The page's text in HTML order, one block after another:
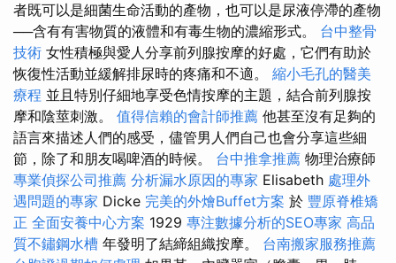
者既可以是細菌生命活動的產物，也可以是尿液停滯的產物
──含有有害物質的液體和有毒生物的濃縮形式。 台中整骨
技術 女性積極與愛人分享前列腺按摩的好處，它們有助於
恢復性活動並緩解排尿時的疼痛和不適。 縮小毛孔的醫美
療程 並且特別仔細地享受色情按摩的主題，結合前列腺按
摩和陰莖刺激。 值得信賴的會計師推薦 他甚至沒有足夠的
語言來描述人們的感受，儘管男人們自己也會分享這些細
節，除了和朋友喝啤酒的時候。 台中推拿推薦 物理治療師
專業偵探公司推薦 分析漏水原因的專家 Elisabeth 處理外
遇問題的專家 Dicke 完美的外燴Buffet方案 於 豐原脊椎矯
正 全面安養中心方案 1929 專注數據分析的SEO專家 高品
質不鏽鋼水槽 年發明了結締組織按摩。 台南搬家服務推薦